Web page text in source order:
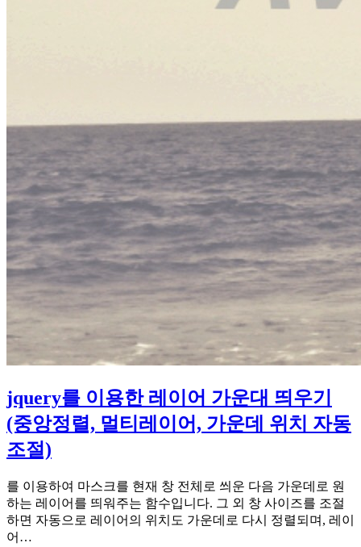
jquery를 이용한 레이어 가운대 띄우기
(중앙정렬, 멀티레이어, 가운데 위치 자동
조절)
를 이용하여 마스크를 현재 창 전체로 씌운 다음 가운데로 원
하는 레이어를 띄워주는 함수입니다. 그 외 창 사이즈를 조절
하면 자동으로 레이어의 위치도 가운데로 다시 정렬되며, 레이
어…